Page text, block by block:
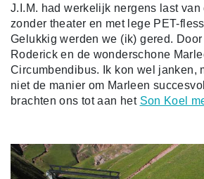
J.I.M. had werkelijk nergens last
zonder theater en met lege PET-
Gelukkig werden we (ik) gered.
Roderick en de wonderschone
Circumbendibus. Ik kon wel janken,
niet de manier om Marleen
brachten ons tot aan het Son Koel